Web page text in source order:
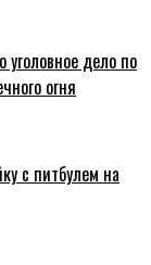
уголовное дело по
огня
с питбулем на